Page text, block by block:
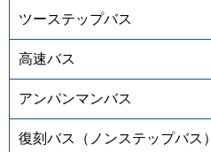
ツーステップバス
高速バス
アンパンマンバス
復刻バス（ノンステップバス）